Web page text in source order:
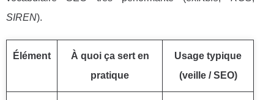
SIREN).
Élément
À quoi ça sert en
pratique
Usage typique
(veille / SEO)